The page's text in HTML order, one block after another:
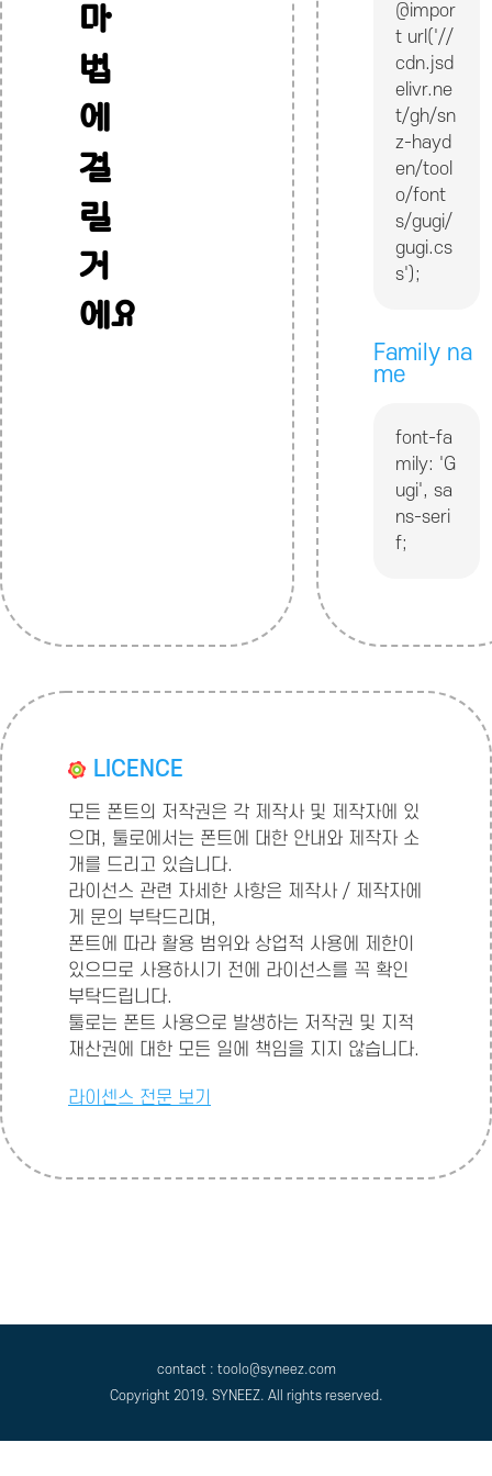
마
법
에
걸
릴
거
에요
@impor
t url('//
cdn.jsd
elivr.ne
t/gh/sn
z-hayd
en/tool
o/font
s/gugi/
gugi.cs
s');
Family na
me
font-fa
mily: 'G
ugi', sa
ns-seri
f;
LICENCE
모든 폰트의 저작권은 각 제작사 및 제작자에 있
으며, 툴로에서는 폰트에 대한 안내와 제작자 소
개를 드리고 있습니다.
라이선스 관련 자세한 사항은 제작사 / 제작자에
게 문의 부탁드리며,
폰트에 따라 활용 범위와 상업적 사용에 제한이
있으므로 사용하시기 전에 라이선스를 꼭 확인
부탁드립니다.
툴로는 폰트 사용으로 발생하는 저작권 및 지적
재산권에 대한 모든 일에 책임을 지지 않습니다.
라이센스 전문 보기
contact : toolo@syneez.com
Copyright 2019. SYNEEZ. All rights reserved.